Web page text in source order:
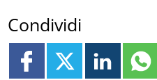
Condividi